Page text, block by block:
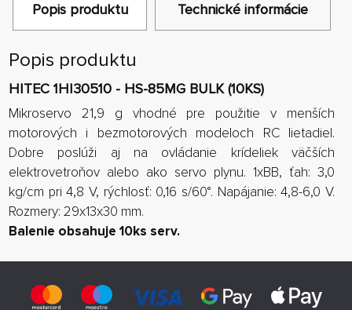
Popis produktu Technické informácie
Popis produktu
HITEC 1HI30510 - HS-85MG BULK (10KS)
Mikroservo 21,9 g vhodné pre použitie v menších
motorových i bezmotorových modeloch RC lietadiel.
Dobre poslúži aj na ovládanie krídeliek väčších
elektrovetroňov alebo ako servo plynu. 1xBB, ťah: 3,0
kg/cm pri 4,8 V, rýchlosť: 0,16 s/60°. Napájanie: 4,8-6,0 V.
Rozmery: 29x13x30 mm.
Balenie obsahuje 10ks serv.